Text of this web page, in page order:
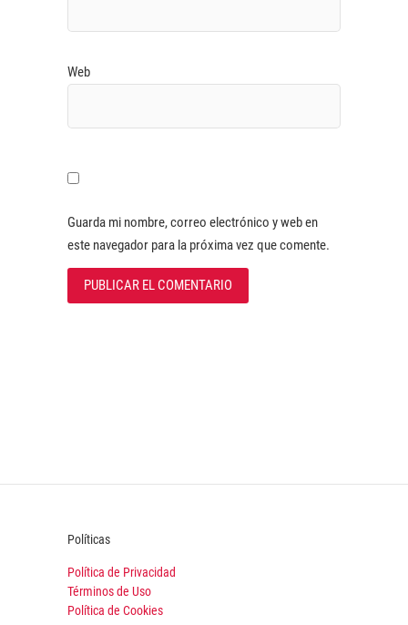
Web
Guarda mi nombre, correo electrónico y web en
este navegador para la próxima vez que comente.
Políticas
Política de Privacidad
Términos de Uso
Política de Cookies